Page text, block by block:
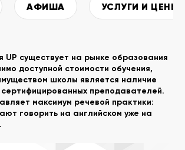
АФИША УСЛУГИ И ЦЕНЫ
UP существует на рынке образования
доступной стоимости обучения,
школы является наличие
преподавателей.
максимум речевой практики:
говорить на английском уже на